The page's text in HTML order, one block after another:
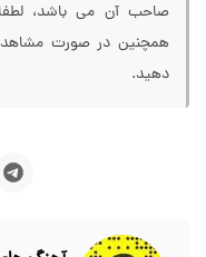
صاحب آن می باشد،
همچنین در صورت
دهید.